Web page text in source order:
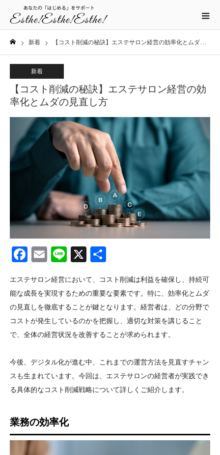
新着 【コスト削減の秘訣】エステサロン経営の効率化とムダの見直し方
新着
【コスト削減の秘訣】エステサロン経営の効
率化とムダの見直し方
Facebook
EmailLine
X
エステサロン経営において、コスト削減は利益を確保し、持続可
能な成長を実現するための重要な要素です。特に、効率化とムダ
の見直しを徹底することが鍵となります。経営者は、どの分野で
コストが発生しているのかを把握し、適切な対策を講じること
で、全体の経営状況を改善することが求められます。
今後、デジタル化が進む中、これまでの運営方法を見直すチャン
スも生まれています。今回は、エステサロンの経営者が実践でき
る具体的なコスト削減戦略について詳しくご紹介します。
業務の効率化